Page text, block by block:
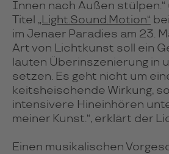
Innen nach Außen stül­pen.“
Titel „Light.Sound.Motion“
im Jenaer Para­dies am 23.
Art von Licht­kunst soll ein
lau­ten Über­ins­ze­nie­rung in
set­zen. Es geht nicht um
keits­hei­schende Wir­kung,
inten­si­vere Hinein­hö­ren
mei­ner Kunst.“, erklärt der
Einen musi­ka­li­schen